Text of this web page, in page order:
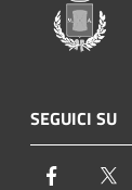
SEGUICI SU
Facebook